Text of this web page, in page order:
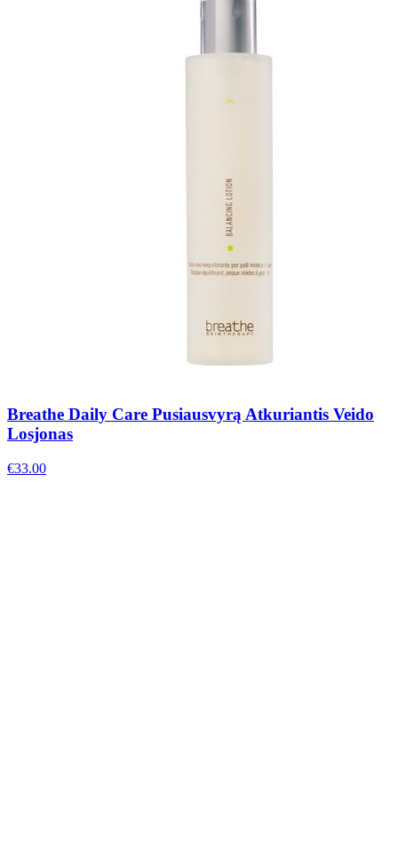
Breathe Daily Care Pusiausvyrą Atkuriantis Veido
Losjonas
€33.00